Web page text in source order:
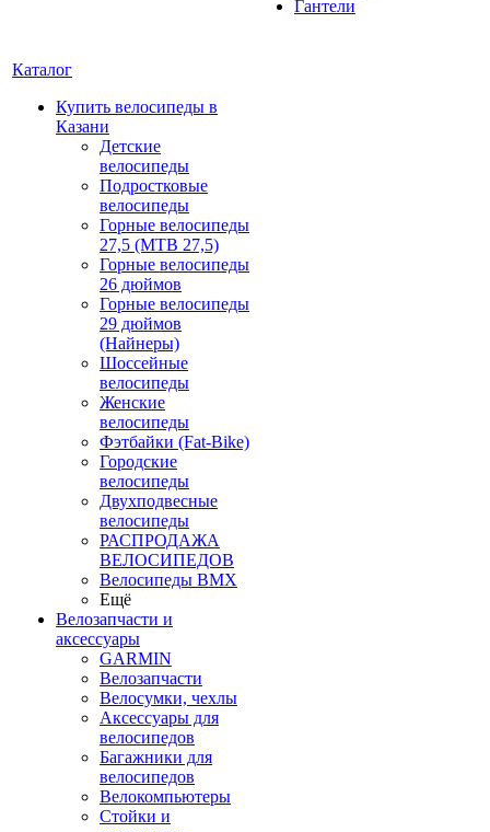
Гантели
Каталог
Купить велосипеды в
Казани
Детские
велосипеды
Подростковые
велосипеды
Горные велосипеды
27,5 (MTB 27,5)
Горные велосипеды
26 дюймов
Горные велосипеды
29 дюймов
(Найнеры)
Шоссейные
велосипеды
Женские
велосипеды
Фэтбайки (Fat-Bike)
Городские
велосипеды
Двухподвесные
велосипеды
РАСПРОДАЖА
ВЕЛОСИПЕДОВ
Велосипеды BMX
Ещё
Велозапчасти и
аксессуары
GARMIN
Велозапчасти
Велосумки, чехлы
Аксессуары для
велосипедов
Багажники для
велосипедов
Велокомпьютеры
Стойки и